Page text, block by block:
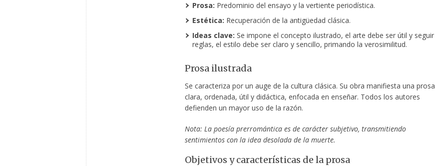
Prosa: Predominio del ensayo y la vertiente periodística.
Estética: Recuperación de la antigüedad clásica.
Ideas clave: Se impone el concepto ilustrado, el arte debe ser útil y seguir
reglas, el estilo debe ser claro y sencillo, primando la verosimilitud.
Prosa ilustrada
Se caracteriza por un auge de la cultura clásica. Su obra manifiesta una prosa
clara, ordenada, útil y didáctica, enfocada en enseñar. Todos los autores
defienden un mayor uso de la razón.
Nota: La poesía prerromántica es de carácter subjetivo, transmitiendo
sentimientos con la idea desolada de la muerte.
Objetivos y características de la prosa